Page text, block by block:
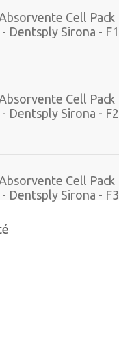
Cell Pack
Dentsply Sirona - F1
Cell Pack
Dentsply Sirona - F2
Cell Pack
Dentsply Sirona - F3